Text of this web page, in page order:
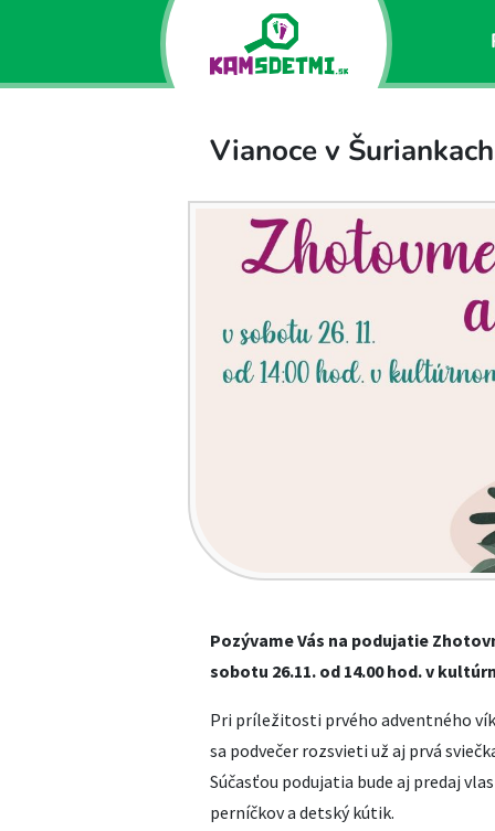
Vianoce v Šuriankach
Pozývame Vás na podujatie
sobotu 26.11. od 14.00 hod. v
Pri príležitosti prvého adventného
sa podvečer rozsvieti už aj prvá
Súčasťou podujatia bude aj predaj
perníčkov a detský kútik.